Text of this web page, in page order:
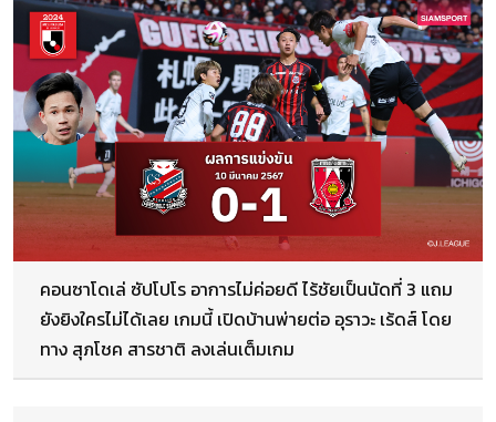
คอนซาโดเล่ ซัปโปโร อาการไม่ค่อยดี ไร้ชัยเป็นนัดที่ 3 แถม
ยังยิงใครไม่ได้เลย เกมนี้ เปิดบ้านพ่ายต่อ อุราวะ เร้ดส์ โดย
ทาง สุภโชค สารชาติ ลงเล่นเต็มเกม